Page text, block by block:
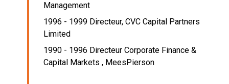
Management
1996 - 1999 Directeur, CVC Capital Partners
Limited
1990 - 1996 Directeur Corporate Finance &
Capital Markets , MeesPierson